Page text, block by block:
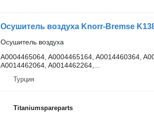
Осушитель воздуха
A0004465064, A0004465164, A0014460364,
A0014462064, A0014462264,...
Турция
Titaniumspareparts